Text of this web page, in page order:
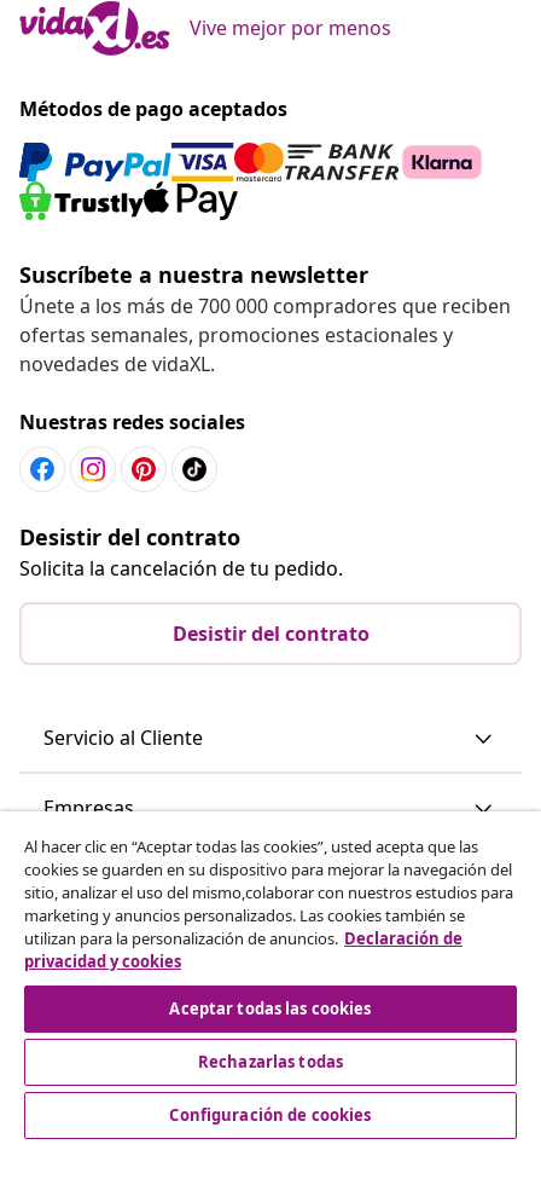
Vive mejor por menos
Métodos de pago aceptados
Suscríbete a nuestra newsletter
Únete a los más de 700 000 compradores que reciben
ofertas semanales, promociones estacionales y
novedades de vidaXL.
Nuestras redes sociales
Desistir del contrato
Solicita la cancelación de tu pedido.
Desistir del contrato
Servicio al Cliente
Empresas
vidaXL
Descubre mas
© 2008-2026 vidaXL www.vidaxl.es es una página web de
Al hacer clic en “Aceptar todas las cookies”, usted acepta que las
cookies se guarden en su dispositivo para mejorar la navegación del
sitio, analizar el uso del mismo,colaborar con nuestros estudios para
marketing y anuncios personalizados. Las cookies también se
utilizan para la personalización de anuncios. Declaración de
privacidad y cookies
Aceptar todas las cookies
Rechazarlas todas
Configuración de cookies